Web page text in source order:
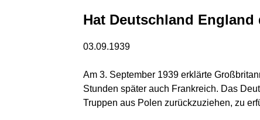
Hat Deutschland
03.09.1939
Am 3. September 1939 erklärte
Stunden später auch Frankreich. Das
Truppen aus Polen zurückzuziehen, zu